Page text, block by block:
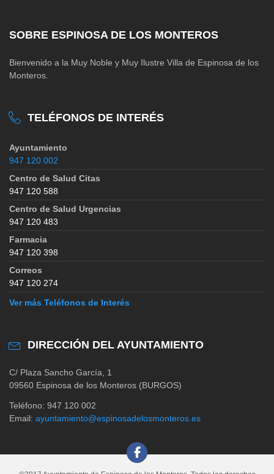
SOBRE ESPINOSA DE LOS MONTEROS
Bienvenido a la Muy Noble y Muy Ilustre Villa de Espinosa de los
Monteros.
TELÉFONOS DE INTERÉS
Ayuntamiento
947 120 002
Centro de Salud Citas
947 120 588
Centro de Salud Urgencias
947 120 483
Farmacia
947 120 398
Correos
947 120 274
Ver más Teléfonos de Interés
DIRECCIÓN DEL AYUNTAMIENTO
C/ Plaza Sancho García, 1
09560 Espinosa de los Monteros (BURGOS)
Teléfono: 947 120 002
Email: ayuntamiento@espinosadelosmonteros.es